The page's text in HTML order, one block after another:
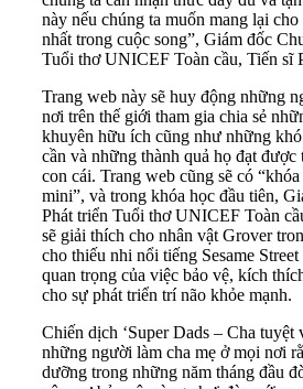
này nếu chúng ta muốn mang lại
nhất trong cuộc song”, Giám đốc
Tuổi thơ UNICEF Toàn cầu, Tiến sĩ
Trang web này sẽ huy động những
nơi trên thế giới tham gia chia sẻ
khuyên hữu ích cũng như những
cần và những thành quả họ đạt
con cái. Trang web cũng sẽ có
mini”, và trong khóa học đầu tiên,
Phát triển Tuổi thơ UNICEF Toàn
sẽ giải thích cho nhân vật Grover
cho thiếu nhi nổi tiếng Sesame
quan trọng của việc bảo vệ, kích
cho sự phát triển trí não khỏe mạnh.
Chiến dịch ‘Super Dads – Cha tuyệt
những người làm cha mẹ ở mọi nơi
dưỡng trong những năm tháng đầu